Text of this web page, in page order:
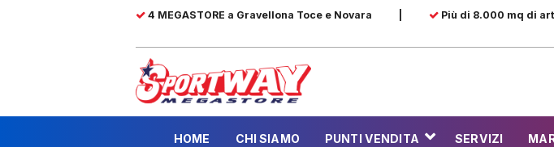
4 MEGASTORE a Gravellona Toce e Novara
Più di 8.000 mq di
HOME CHI SIAMO PUNTI VENDITA SERVIZI